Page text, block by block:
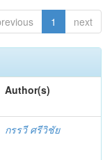
1 next
Author(s)
กรรวี ศรีวิชัย